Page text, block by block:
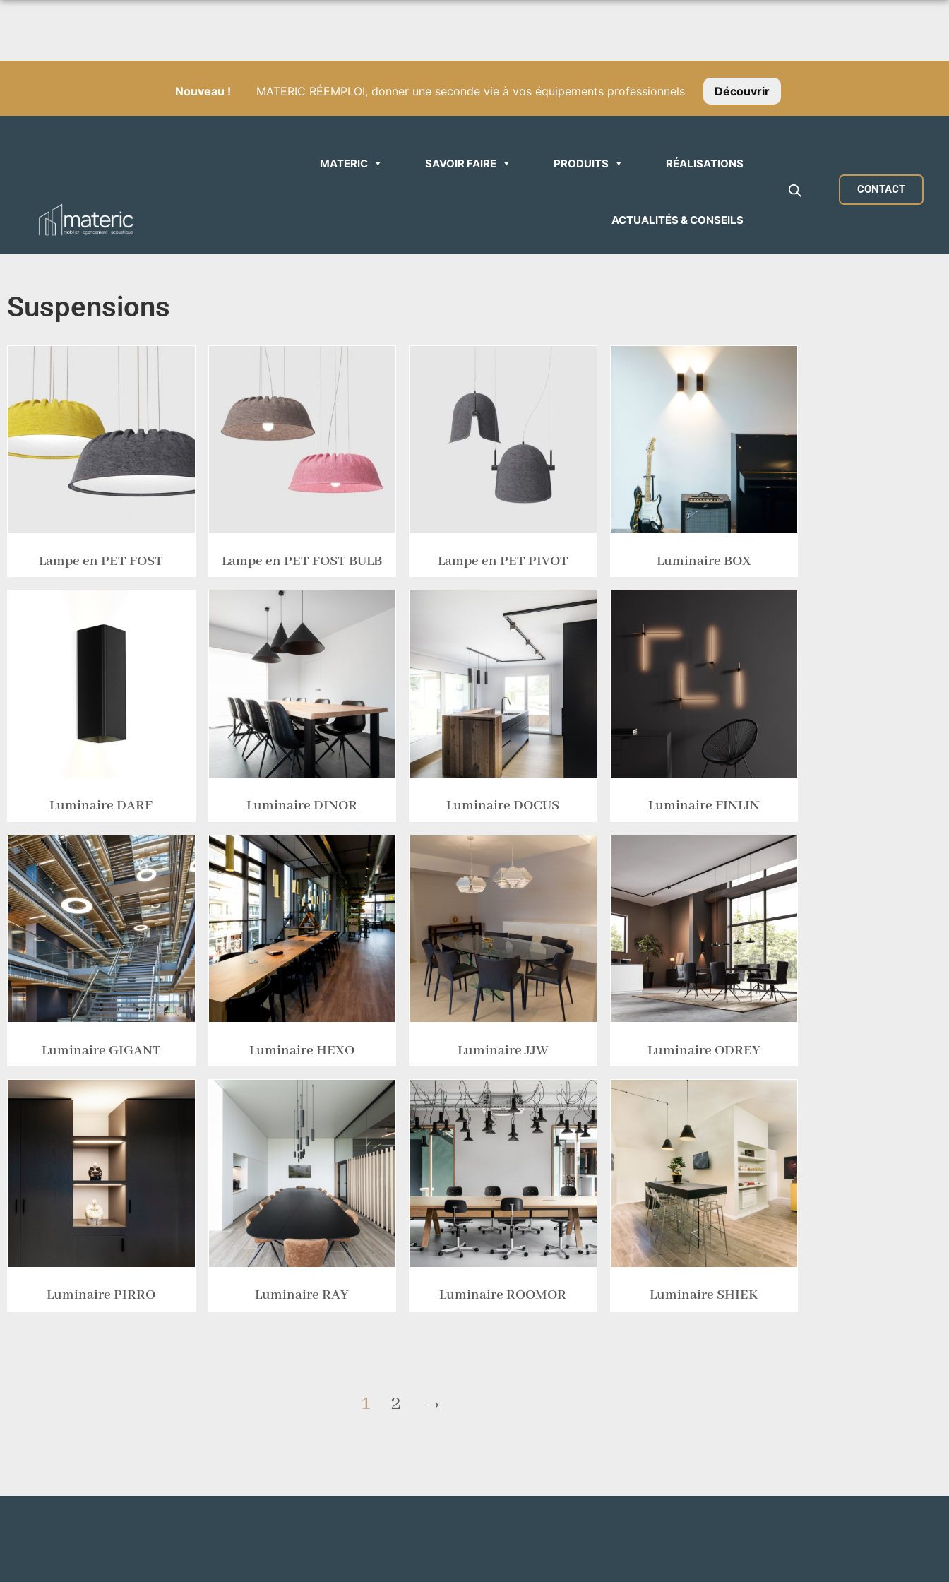
Nouveau ! MATERIC RÉEMPLOI, donner une seconde vie à vos équipements professionnels Découvrir
MATERIC SAVOIR FAIRE PRODUITS RÉALISATIONS
ACTUALITÉS & CONSEILS
CONTACT
Suspensions
Lampe en PET FOST Lampe en PET FOST BULB Lampe en PET PIVOT Luminaire BOX
Luminaire DARF Luminaire DINOR Luminaire DOCUS Luminaire FINLIN
Luminaire GIGANT Luminaire HEXO Luminaire JJW Luminaire ODREY
Luminaire PIRRO Luminaire RAY Luminaire ROOMOR Luminaire SHIEK
1 2 →